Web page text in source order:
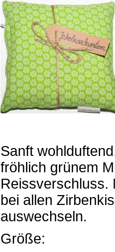
Sanft
fröhlich grünem
Reissverschluss.
bei allen
auswechseln.
Größe: